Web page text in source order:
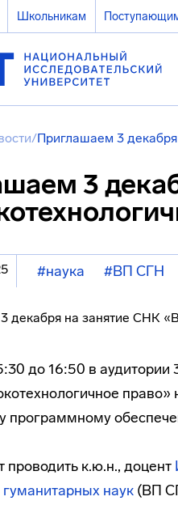
Школьникам
/Приглашаем 3
3
#наука #ВП СГН
до 16:50 в аудитории
программному
проводить к.ю.н., доцент
наук (ВП